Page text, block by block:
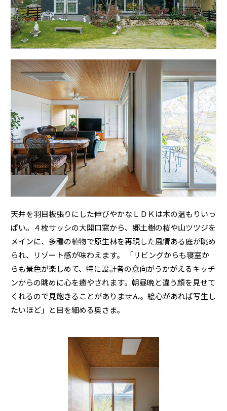
ミサワアイデンティティ
天井を羽目板張りにした伸びやかなＬＤＫは木の温もりいっ
ぱい。４枚サッシの大開口窓から、郷土樹の桜や山ツツジを
メインに、多種の植物で原生林を再現した風情ある庭が眺め
られ、リゾート感が味わえます。 「リビングからも寝室か
らも景色が楽しめて、特に設計者の意向がうかがえるキッチ
ンからの眺めに心を癒やされます。朝昼晩と違う顔を見せて
くれるので見飽きることがありません。絵心があれば写生し
たいほど」と目を細める奥さま。